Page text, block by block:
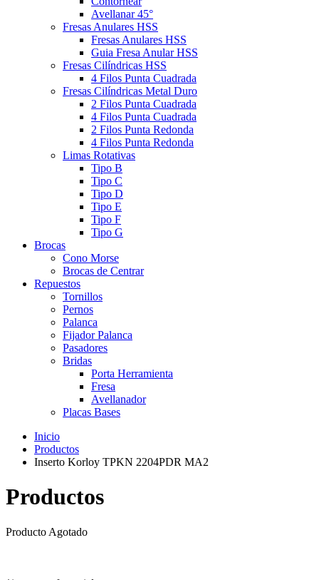
Avellanar 45°
Fresas Anulares HSS
Fresas Anulares HSS
Guia Fresa Anular HSS
Fresas Cilíndricas HSS
4 Filos Punta Cuadrada
Fresas Cilíndricas Metal Duro
2 Filos Punta Cuadrada
4 Filos Punta Cuadrada
2 Filos Punta Redonda
4 Filos Punta Redonda
Limas Rotativas
Tipo B
Tipo C
Tipo D
Tipo E
Tipo F
Tipo G
Brocas
Cono Morse
Brocas de Centrar
Repuestos
Tornillos
Pernos
Palanca
Fijador Palanca
Pasadores
Bridas
Porta Herramienta
Fresa
Avellanador
Placas Bases
Inicio
Productos
Inserto Korloy TPKN 2204PDR MA2
Productos
Producto Agotado